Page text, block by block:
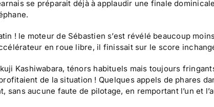
se préparait déjà à applaudir une finale
! le moteur de Sébastien s’est révélé beaucoup
en roue libre, il finissait sur le score
Kashiwabara, ténors habituels mais toujours
de la situation ! Quelques appels de phares
sans aucune faute de pilotage, en remportant l’un et